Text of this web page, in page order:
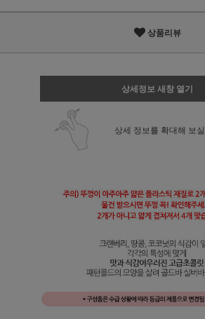
상품리뷰
상세정보 새창 열기
상세 정보를 확대해 보